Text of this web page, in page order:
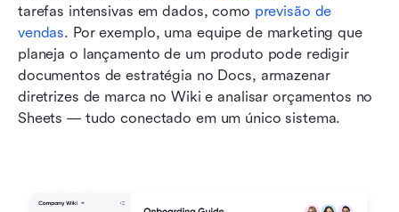
tarefas intensivas em dados, como previsão de
vendas. Por exemplo, uma equipe de marketing que
planeja o lançamento de um produto pode redigir
documentos de estratégia no Docs, armazenar
diretrizes de marca no Wiki e analisar orçamentos no
Sheets — tudo conectado em um único sistema.